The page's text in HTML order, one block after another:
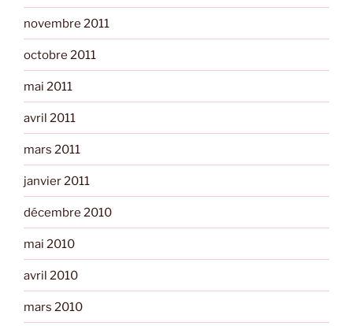
novembre 2011
octobre 2011
mai 2011
avril 2011
mars 2011
janvier 2011
décembre 2010
mai 2010
avril 2010
mars 2010